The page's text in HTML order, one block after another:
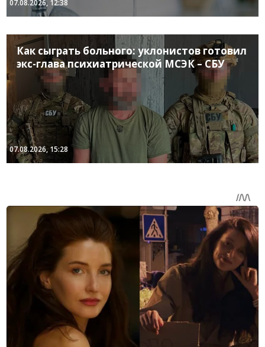
07.08.2026, 12:38
Как сыграть больного: уклонистов готовил
экс-глава психиатрической МСЭК – СБУ
07.08.2026, 15:28